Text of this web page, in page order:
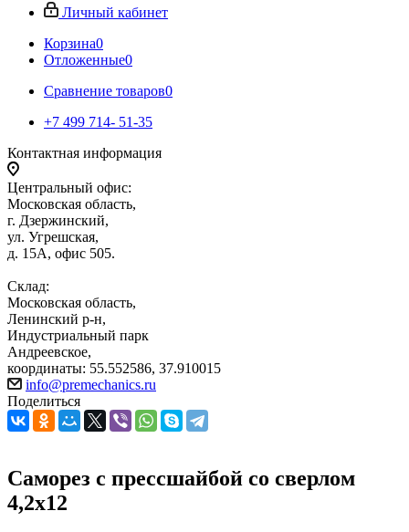
Личный кабинет
Корзина0
Отложенные0
Сравнение товаров0
+7 499 714- 51-35
Контактная информация
Центральный офис:
Московская область,
г. Дзержинский,
ул. Угрешская,
д. 15А, офис 505.
Склад:
Московская область,
Ленинский р-н,
Индустриальный парк
Андреевское,
координаты: 55.552586, 37.910015
info@premechanics.ru
Поделиться
Саморез с прессшайбой со сверлом
4,2х12